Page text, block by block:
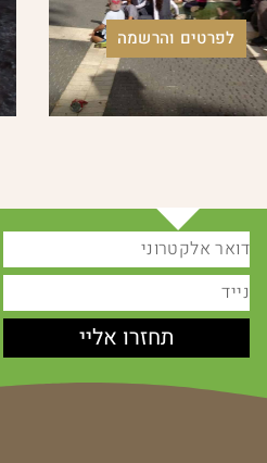
לפרטים והרשמה
תחזרו אליי